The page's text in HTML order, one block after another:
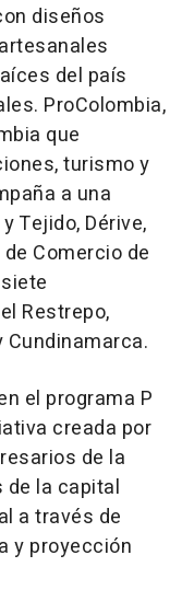
diseños
del país
ProColombia,
que
turismo y
a una
Tejido, Dérive,
Comercio de
Restrepo,
el programa P
creada por
de la
la capital
a través de
y proyección